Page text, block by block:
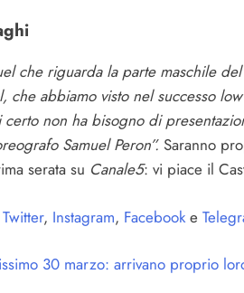
che riguarda la parte maschile
che abbiamo visto nel successo
certo non ha bisogno di
Samuel Peron”. Saranno
serata su Canale5: vi piace il
Twitter, Instagram, Facebooke
30 marzo: arrivano proprio